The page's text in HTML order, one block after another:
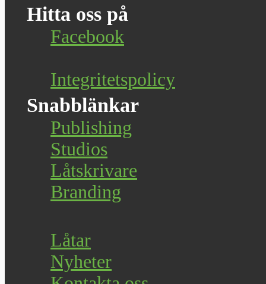
Hitta oss på
Facebook
Integritetspolicy
Snabblänkar
Publishing
Studios
Låtskrivare
Branding
Låtar
Nyheter